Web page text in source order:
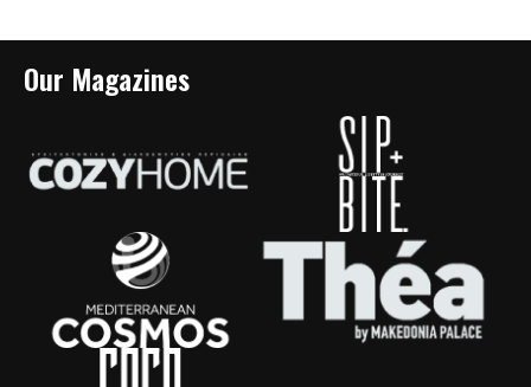
Our Magazines